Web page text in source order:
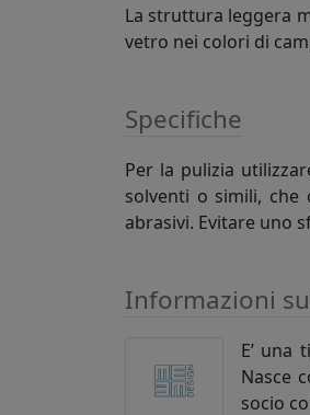
La struttura leggera
vetro nei colori di
Specifiche
Per la pulizia
solventi o simili, che
abrasivi. Evitare uno
Informazioni
E’ una
Nasce
socio